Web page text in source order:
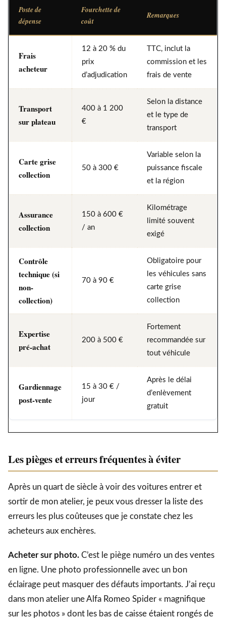
Poste de
dépense
Fourchette de
coût
Remarques
Frais
acheteur
12 à 20 % du
prix
d’adjudication
TTC, inclut la
commission et les
frais de vente
Transport
sur plateau
400 à 1 200
€
Selon la distance
et le type de
transport
Carte grise
collection
50 à 300 €
Variable selon la
puissance fiscale
et la région
Assurance
collection
150 à 600 €
/ an
Kilométrage
limité souvent
exigé
Contrôle
technique (si
non-
collection)
70 à 90 €
Obligatoire pour
les véhicules sans
carte grise
collection
Expertise
pré-achat
200 à 500 €
Fortement
recommandée sur
tout véhicule
Gardiennage
post-vente
15 à 30 € /
jour
Après le délai
d’enlèvement
gratuit
Les pièges et erreurs fréquentes à éviter
Après un quart de siècle à voir des voitures entrer et
sortir de mon atelier, je peux vous dresser la liste des
erreurs les plus coûteuses que je constate chez les
acheteurs aux enchères.
Acheter sur photo. C’est le piège numéro un des ventes
en ligne. Une photo professionnelle avec un bon
éclairage peut masquer des défauts importants. J’ai reçu
dans mon atelier une Alfa Romeo Spider « magnifique
sur les photos » dont les bas de caisse étaient rongés de